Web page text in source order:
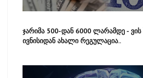
ჯარიმა 500-დან 6000 ლარამდე - ვის
ივნისიდან ახალი რეგულაცია..